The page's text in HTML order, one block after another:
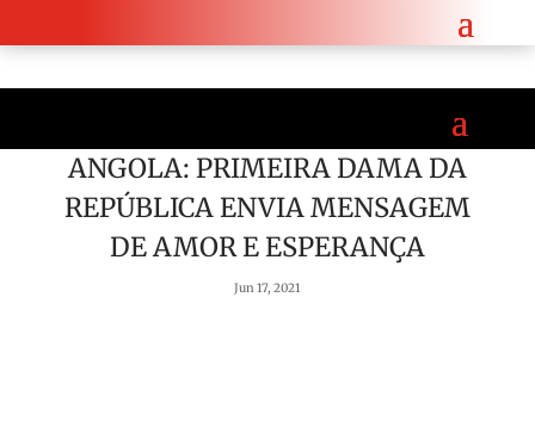
e a República Checa.Saiba mais aqui!
ANGOLA: PRIMEIRA DAMA DA
REPÚBLICA ENVIA MENSAGEM
DE AMOR E ESPERANÇA
Jun 17, 2021